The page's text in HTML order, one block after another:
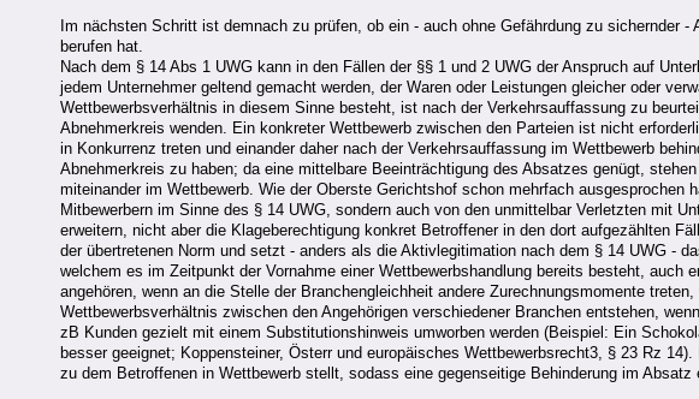
Im nächsten Schritt ist demnach zu prüfen, ob ein - auch ohne Gefährdung zu sichernder
berufen hat.
Nach dem § 14 Abs 1 UWG kann in den Fällen der §§ 1 und 2 UWG der Anspruch auf
jedem Unternehmer geltend gemacht werden, der Waren oder Leistungen gleicher oder
Wettbewerbsverhältnis in diesem Sinne besteht, ist nach der Verkehrsauffassung zu
Abnehmerkreis wenden. Ein konkreter Wettbewerb zwischen den Parteien ist nicht
in Konkurrenz treten und einander daher nach der Verkehrsauffassung im Wettbewerb
Abnehmerkreis zu haben; da eine mittelbare Beeinträchtigung des Absatzes genügt,
miteinander im Wettbewerb. Wie der Oberste Gerichtshof schon mehrfach
Mitbewerbern im Sinne des § 14 UWG, sondern auch von den unmittelbar Verletzten mit
erweitern, nicht aber die Klageberechtigung konkret Betroffener in den dort aufgezählten
der übertretenen Norm und setzt - anders als die Aktivlegitimation nach dem § 14 UWG -
welchem es im Zeitpunkt der Vornahme einer Wettbewerbshandlung bereits besteht,
angehören, wenn an die Stelle der Branchengleichheit andere Zurechnungsmomente
Wettbewerbsverhältnis zwischen den Angehörigen verschiedener Branchen entstehen,
zB Kunden gezielt mit einem Substitutionshinweis umworben werden (Beispiel: Ein
besser geeignet; Koppensteiner, Österr und europäisches Wettbewerbsrecht3, § 23 Rz
zu dem Betroffenen in Wettbewerb stellt, sodass eine gegenseitige Behinderung im